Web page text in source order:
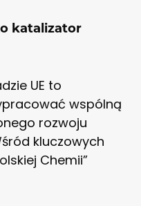
katalizator
UE to
wspólną
rozwoju
kluczowych
Chemii”